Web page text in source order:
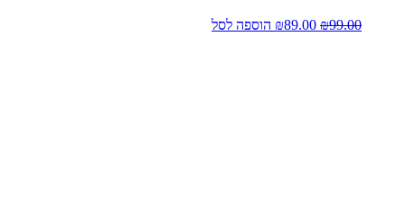
₪99.00
המחיר₪89.00
המחיר
הוספה לסל